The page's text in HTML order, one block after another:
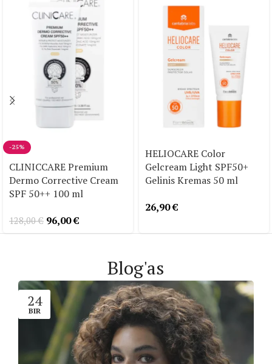
-25%
CLINICCARE Premium
Dermo Corrective Cream
SPF 50++ 100 ml
128,00€ 96,00€
HELIOCARE Color
Gelcream Light SPF50+
Gelinis Kremas 50 ml
26,90€
Blog'as
24
BIR